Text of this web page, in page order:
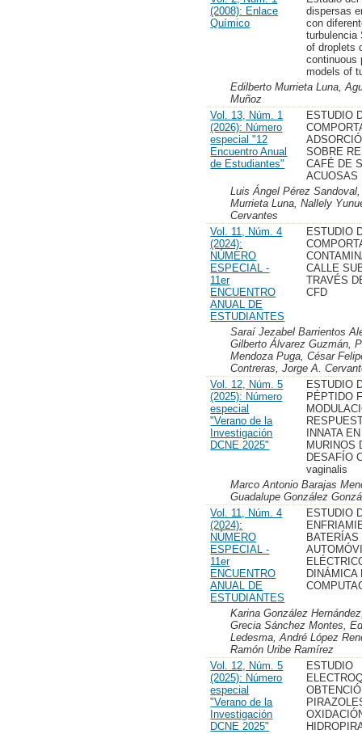
(2008): Enlace
Químico
dispersas
con
turbulencia
of droplets
continuous
models of
Edilberto Murrieta Luna,
Muñoz
Vol. 13, Núm. 1
(2026): Número
especial "12
Encuentro Anual
de Estudiantes"
ESTUDIO
SOBRE
CAFÉ DE
ACUOSAS
Luis Ángel Pérez
Murrieta Luna, Nallely
Cervantes
Vol. 11, Núm. 4
(2024):
NÚMERO
ESPECIAL -
11er
ENCUENTRO
ANUAL DE
ESTUDIANTES
ESTUDIO
CALLE
TRAVÉS
CFD
Saraí Jezabel Barrientos
Gilberto Álvarez Guzmán,
Mendoza Puga, César
Contreras, Jorge A.
Vol. 12, Núm. 5
(2025): Número
especial
"Verano de la
Investigación
DCNE 2025"
ESTUDIO
PÉPTIDO
INNATA
MURINOS
DESAFÍO
vaginalis
Marco Antonio Barajas
Guadalupe González
Vol. 11, Núm. 4
(2024):
NÚMERO
ESPECIAL -
11er
ENCUENTRO
ANUAL DE
ESTUDIANTES
ESTUDIO
DINÁMICA
Karina González
Grecia Sánchez Montes,
Ledesma, André López
Ramón Uribe Ramírez
Vol. 12, Núm. 5
(2025): Número
especial
"Verano de la
Investigación
DCNE 2025"
ESTUDIO